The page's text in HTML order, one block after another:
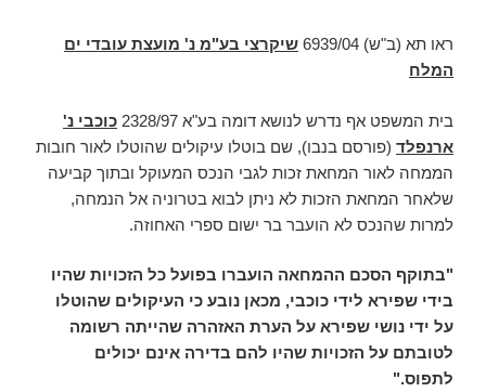
ראו תא (ב"ש) 6939/04
שיקרצי בע"מ נ' מועצת עובדי ים
המלח
בית המשפט אף נדרש לנושא דומה בע"א 2328/97
כוכבי נ'
ארנפלד (פורסם בנבו), שם בוטלו עיקולים שהוטלו לאור חובות
הממחה לאור המחאת זכות לגבי הנכס המעוקל ובתוך קביעה
שלאחר המחאת הזכות לא ניתן לבוא בטרוניה אל הנמחה,
למרות שהנכס לא הועבר בר ישום ספרי האחוזה.
"בתוקף הסכם ההמחאה הועברו בפועל כל הזכויות שהיו
בידי שפירא לידי כוכבי, מכאן נובע כי העיקולים שהוטלו
על ידי נושי שפירא על הערת האזהרה שהייתה רשומה
לטובתם על הזכויות שהיו להם בדירה אינם יכולים
לתפוס."